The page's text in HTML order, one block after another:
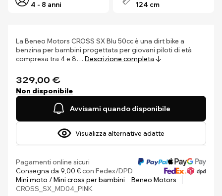
4 - 8 anni
124 cm
La Beneo Motors CROSS SX Blu 50cc è una dirt bike a
benzina per bambini progettata per giovani piloti di età
compresa tra 4 e 8… Descrizione completa
329,00 €
Non disponibile
Avvisami quando disponibile
Visualizza alternative adatte
Pagamenti online sicuri
Consegna da 9,00 €con Fedex/DPD
Mini moto / Mini cross per bambini
Beneo Motors
CROSS_SX_MD04_PINK